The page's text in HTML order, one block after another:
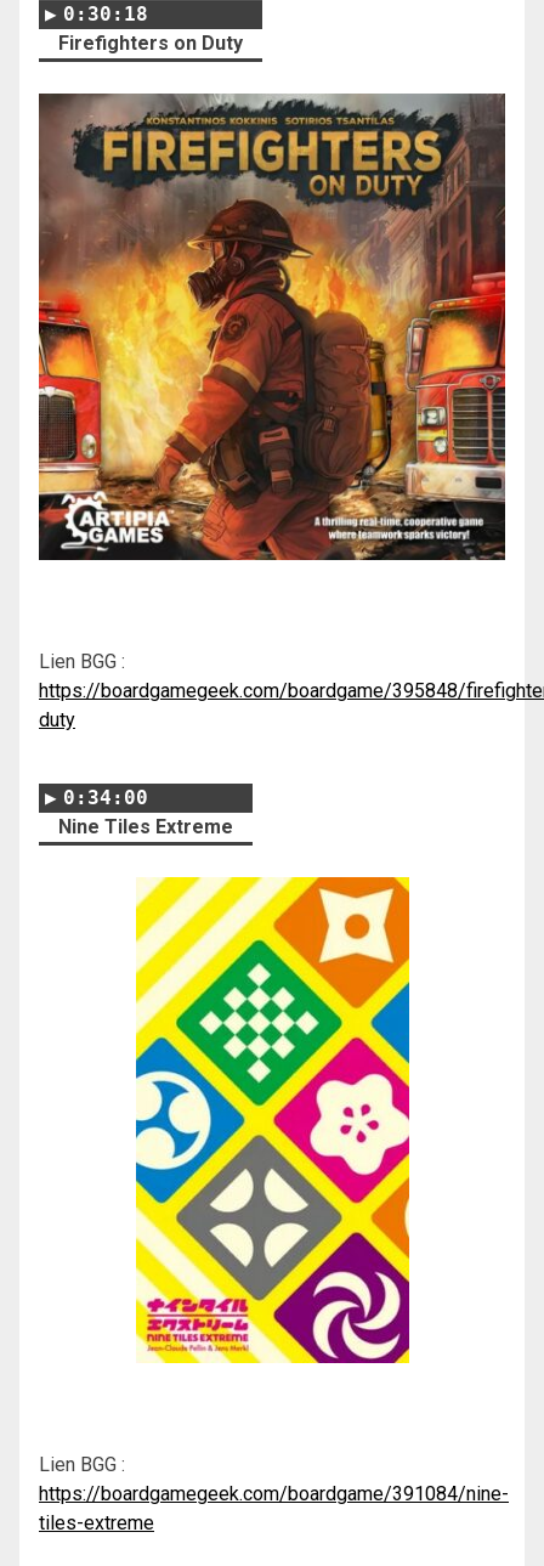
0:30:18
Firefighters on Duty
Lien BGG :
https://boardgamegeek.com/boardgame/395848/
duty
0:34:00
Nine Tiles Extreme
Lien BGG :
https://boardgamegeek.com/boardgame/391084/nine-
tiles-extreme